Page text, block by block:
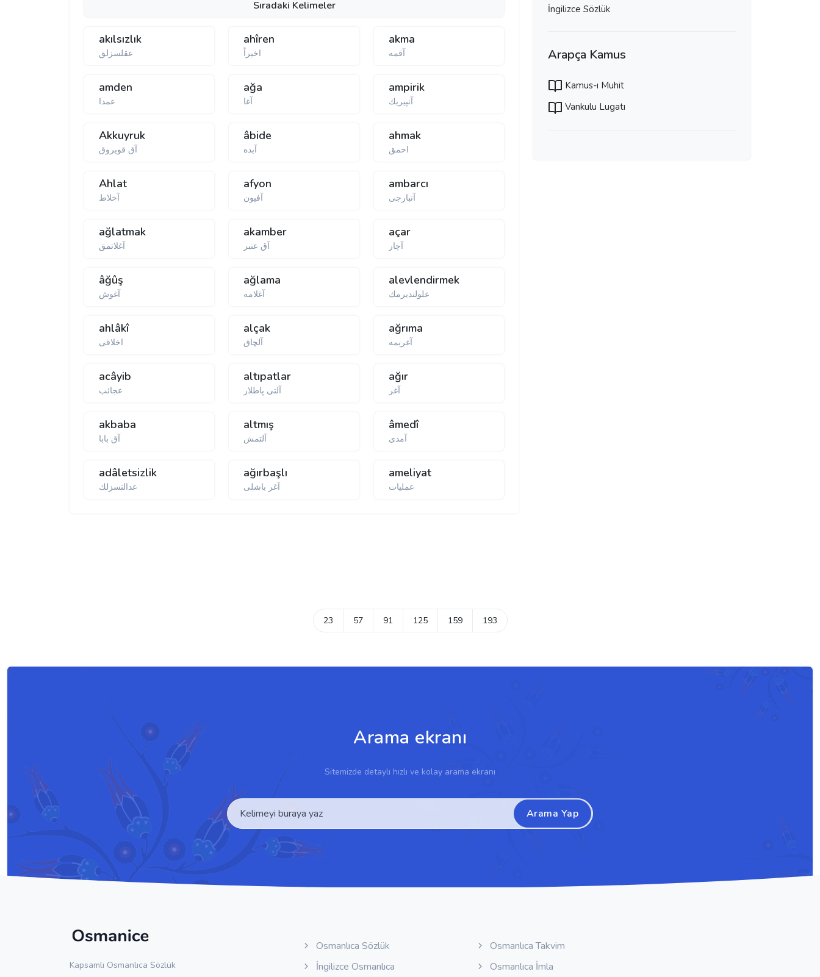
Sıradaki Kelimeler
akılsızlık
عقلسزلق
ahîren
اخيراً
akma
آقمه
amden
عمدا
ağa
آغا
ampirik
آنپیریك
Akkuyruk
آق قویروق
âbide
آبده
ahmak
احمق
Ahlat
آخلاط
afyon
آفيون
ambarcı
آنبارجی
ağlatmak
آغلاتمق
akamber
آق عنبر
açar
آچار
âğûş
آغوش
ağlama
آغلامه
alevlendirmek
علولندیرمك
ahlâkî
اخلاقی
alçak
آلچاق
ağrıma
آغریمە
acâyib
عجائب
altıpatlar
آلتی پاطلار
ağır
آغر
akbaba
آق بابا
altmış
آلتمش
âmedî
آمدی
adâletsizlik
عدالتسزلك
ağırbaşlı
آغر باشلی
ameliyat
عملیات
İngilizce Sözlük
Arapça Kamus
Kamus-ı Muhit
Vankulu Lugatı
23 57 91 125 159 193
Arama ekranı
Sitemizde detaylı hızlı ve kolay arama ekranı
Arama Yap
Kapsamlı Osmanlıca Sözlük
Osmanlıca Sözlük
İngilizce Osmanlıca
Osmanlıca Takvim
Osmanlıca İmla